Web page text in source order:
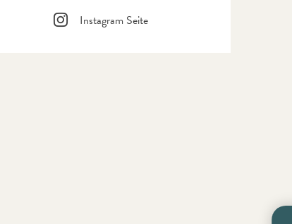
Instagram Seite